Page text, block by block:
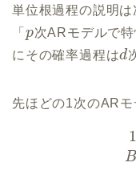
単位根過程の説明は
「 p次ARモデルで
にその確率過程はd
先ほどの1次のARモ
1
B